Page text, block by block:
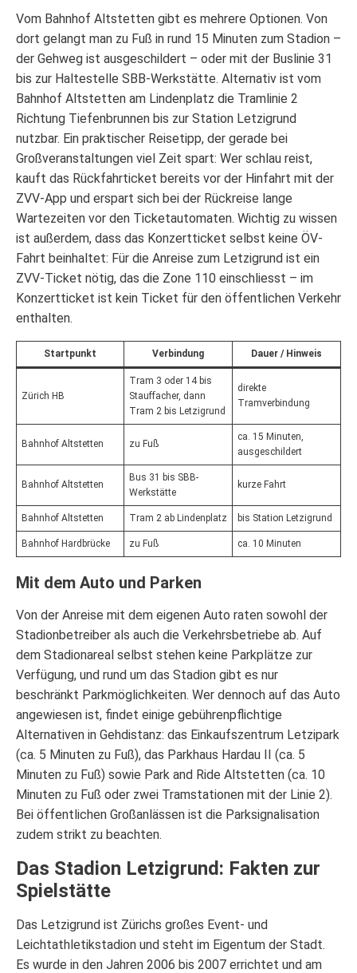
Vom Bahnhof Altstetten gibt es mehrere Optionen. Von
dort gelangt man zu Fuß in rund 15 Minuten zum Stadion –
der Gehweg ist ausgeschildert – oder mit der Buslinie 31
bis zur Haltestelle SBB-Werkstätte. Alternativ ist vom
Bahnhof Altstetten am Lindenplatz die Tramlinie 2
Richtung Tiefenbrunnen bis zur Station Letzigrund
nutzbar. Ein praktischer Reisetipp, der gerade bei
Großveranstaltungen viel Zeit spart: Wer schlau reist,
kauft das Rückfahrticket bereits vor der Hinfahrt mit der
ZVV-App und erspart sich bei der Rückreise lange
Wartezeiten vor den Ticketautomaten. Wichtig zu wissen
ist außerdem, dass das Konzertticket selbst keine ÖV-
Fahrt beinhaltet: Für die Anreise zum Letzigrund ist ein
ZVV-Ticket nötig, das die Zone 110 einschliesst – im
Konzertticket ist kein Ticket für den öffentlichen Verkehr
enthalten.
Startpunkt Verbindung Dauer / Hinweis
Zürich HB
Tram 3 oder 14 bis
Stauffacher, dann
Tram 2 bis Letzigrund
direkte
Tramverbindung
Bahnhof Altstetten zu Fuß
ca. 15 Minuten,
ausgeschildert
Bahnhof Altstetten
Bus 31 bis SBB-
Werkstätte
kurze Fahrt
Bahnhof Altstetten Tram 2 ab Lindenplatz bis Station Letzigrund
Bahnhof Hardbrücke zu Fuß ca. 10 Minuten
Mit dem Auto und Parken
Von der Anreise mit dem eigenen Auto raten sowohl der
Stadionbetreiber als auch die Verkehrsbetriebe ab. Auf
dem Stadionareal selbst stehen keine Parkplätze zur
Verfügung, und rund um das Stadion gibt es nur
beschränkt Parkmöglichkeiten. Wer dennoch auf das Auto
angewiesen ist, findet einige gebührenpflichtige
Alternativen in Gehdistanz: das Einkaufszentrum Letzipark
(ca. 5 Minuten zu Fuß), das Parkhaus Hardau II (ca. 5
Minuten zu Fuß) sowie Park and Ride Altstetten (ca. 10
Minuten zu Fuß oder zwei Tramstationen mit der Linie 2).
Bei öffentlichen Großanlässen ist die Parksignalisation
zudem strikt zu beachten.
Das Stadion Letzigrund: Fakten zur
Spielstätte
Das Letzigrund ist Zürichs großes Event- und
Leichtathletikstadion und steht im Eigentum der Stadt.
Es wurde in den Jahren 2006 bis 2007 errichtet und am